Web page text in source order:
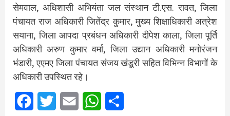
सेमवाल, अधिशासी अभियंता जल संस्थान टी.एस. रावत, जिला
पंचायत राज अधिकारी जितेंद्र कुमार, मुख्य शिक्षाधिकारी अत्रेश
सयाना, जिला आपदा प्रबंधन अधिकारी दीपेश काला, जिला पूर्ति
अधिकारी अरुण कुमार वर्मा, जिला उद्यान अधिकारी मनोरंजन
भंडारी, एएमए जिला पंचायत संजय खंडूरी सहित विभिन्न विभागों के
अधिकारी उपस्थित रहे।
FacebookTwitter Email WhatsApp